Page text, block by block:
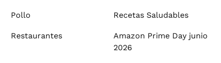
Pollo Recetas Saludables
Restaurantes
Amazon Prime Day junio
2026